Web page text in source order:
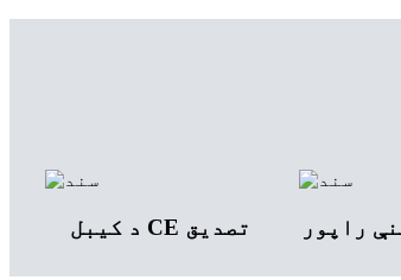
د کیبل CE تصدیق راپور